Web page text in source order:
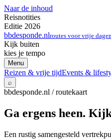
Naar de inhoud
Reisnotities
Editie 2026
bbdesponde.nlroutes voor vrije
Kijk buiten
kies je tempo
Menu
Reizen & vrije tijdEvents &
⌕
bbdesponde.nl / routekaart
Ga ergens heen.
Een rustig samengesteld